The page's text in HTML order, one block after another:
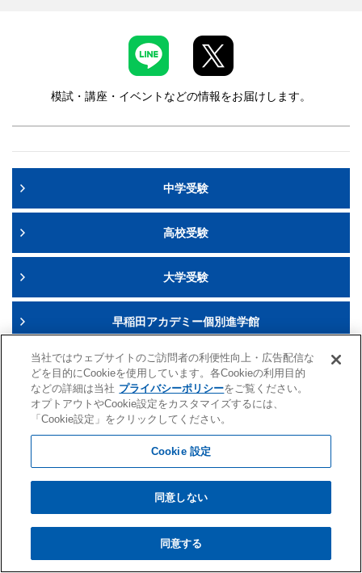
芝浦工業大学 附属中学高等学校
学校説明会 実施しません
芝国際中学校・高等学校
帰国生入試 中学・高校
昭和女子大学附属 昭和中学校・高等学校
中学
実施しません
個別相談会 実施
紹介動画
模試・講座・イベントなどの情報をお届けします。
中学受験
高校受験
大学受験
早稲田アカデミー個別進学館
早稲田アカデミー・東進衛星予備校
英語教室
海外・帰国生
首都圏外生
早稲田アカデミーの教育理念
当社ではウェブサイトのご訪問者の利便性向上・広告配信な
どを目的にCookieを使用しています。各Cookieの利用目的
などの詳細は当社 プライバシーポリシーをご覧ください。
オプトアウトやCookie設定をカスタマイズするには、
「Cookie設定」をクリックしてください。
Cookie 設定
同意しない
同意する